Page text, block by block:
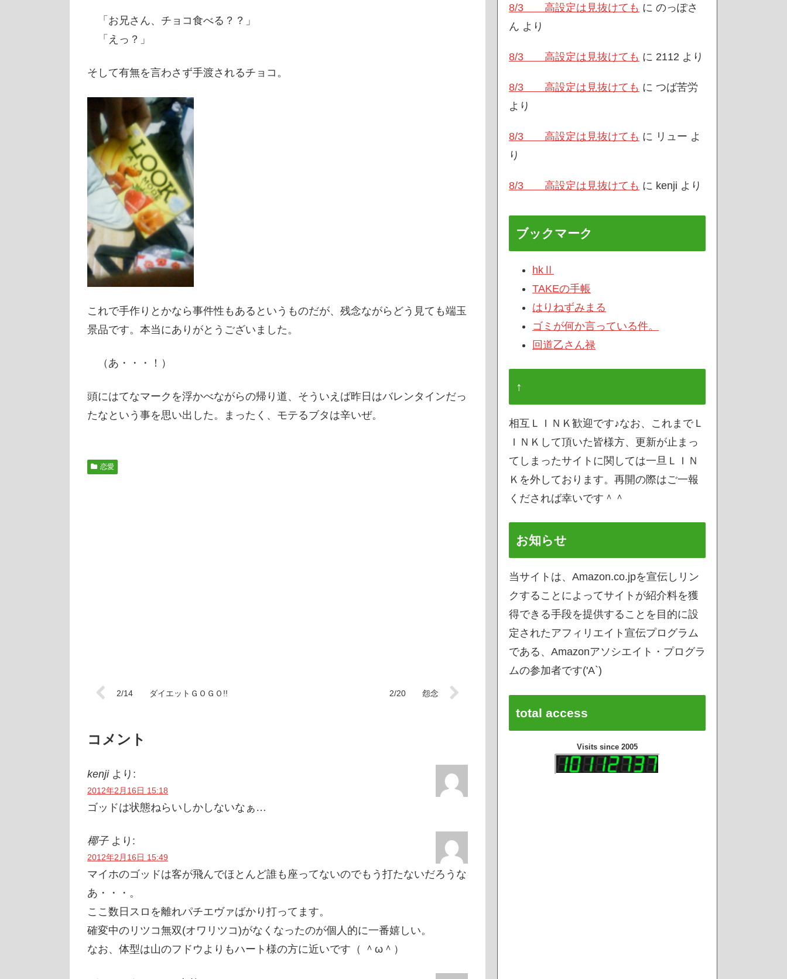
「お兄さん、チョコ食べる？？」
「えっ？」
そして有無を言わさず手渡されるチョコ。
これで手作りとかなら事件性もあるというものだが、残念ながらどう見ても端玉
景品です。本当にありがとうございました。
（あ・・・！）
頭にはてなマークを浮かべながらの帰り道、そういえば昨日はバレンタインだっ
たなという事を思い出した。まったく、モテるブタは辛いぜ。
恋愛
2/14 ダイエットＧＯＧＯ!! 2/20 怨念
コメント
kenji より:
2012年2月16日 15:18
ゴッドは状態ねらいしかしないなぁ…
椰子 より:
2012年2月16日 15:49
マイホのゴッドは客が飛んでほとんど誰も座ってないのでもう打たないだろうな
あ・・・。
ここ数日スロを離れパチエヴァばかり打ってます。
確変中のリツコ無双(オワリツコ)がなくなったのが個人的に一番嬉しい。
なお、体型は山のフドウよりもハート様の方に近いです（ ＾ω＾）
8/3 高設定は見抜けても に のっぽさ
ん より
8/3 高設定は見抜けても に 2112 より
8/3 高設定は見抜けても に つば苦労
より
8/3 高設定は見抜けても に リュー よ
り
8/3 高設定は見抜けても に kenji より
ブックマーク
hkⅡ
TAKEの手帳
はりねずみまる
ゴミが何か言っている件。
回道乙さん禄
↑
相互ＬＩＮＫ歓迎です♪なお、これまでＬ
ＩＮＫして頂いた皆様方、更新が止まっ
てしまったサイトに関しては一旦ＬＩＮ
Ｋを外しております。再開の際はご一報
くだされば幸いです＾＾
お知らせ
当サイトは、Amazon.co.jpを宣伝しリン
クすることによってサイトが紹介料を獲
得できる手段を提供することを目的に設
定されたアフィリエイト宣伝プログラム
である、Amazonアソシエイト・プログラ
ムの参加者です('A`)
total access
Visits since 2005